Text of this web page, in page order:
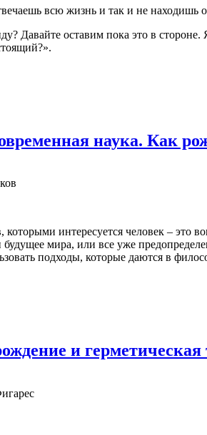
всю жизнь и так и не
Давайте оставим пока это в
наука. Как
интересуется человек – это
мира, или все уже
подходы, которые даются в
и